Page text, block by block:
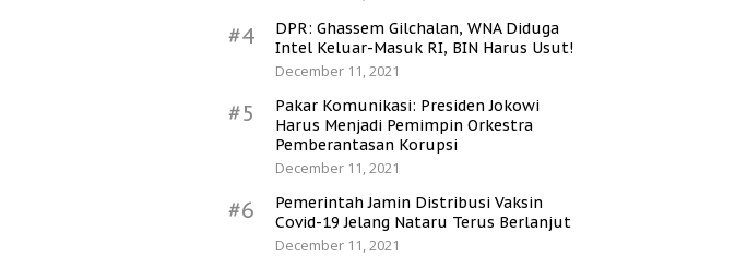
#4
DPR: Ghassem Gilchalan, WNA Diduga
Intel Keluar-Masuk RI, BIN Harus Usut!
December 11, 2021
#5
Pakar Komunikasi: Presiden Jokowi
Harus Menjadi Pemimpin Orkestra
Pemberantasan Korupsi
December 11, 2021
#6
Pemerintah Jamin Distribusi Vaksin
Covid-19 Jelang Nataru Terus Berlanjut
December 11, 2021